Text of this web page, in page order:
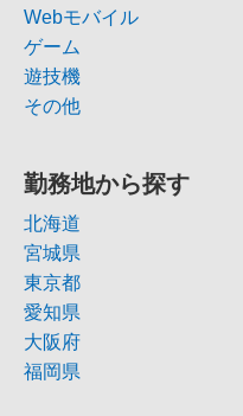
Webモバイル
ゲーム
遊技機
その他
勤務地から探す
北海道
宮城県
東京都
愛知県
大阪府
福岡県